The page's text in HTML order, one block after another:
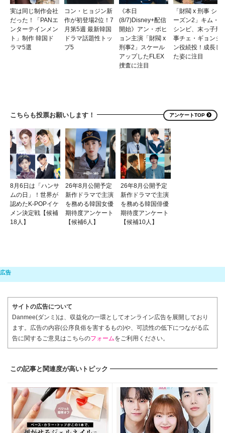
実は同じ制作会社
だった！「PANエ
ンターテインメン
ト」制作 韓国ド
ラマ5選
コン・ヒョジン新
作が初登場2位！7
月第5週 最新韓国
ドラマ話題性トッ
プ5
《本日
(8/7)Disney+配信
開始》アン・ボヒ
ョン主演「財閥 x
刑事2」スケール
アップしたFLEX
捜査に注目
「財閥 x 刑事 シ
ーズン2」キム・
シンビ、末っ子刑
事チェ・ギョンジ
ン役続投！成長し
た姿に注目
こちらも投票お願いします！ アンケートTOP
8月6日は「ハンサ
ムの日」！世界が
認めたK-POPイケ
メン決定戦【候補
18人】
26年8月公開予定
新作ドラマで主演
を務める韓国女優
期待度アンケート
【候補6人】
26年8月公開予定
新作ドラマで主演
を務める韓国俳優
期待度アンケート
【候補10人】
サイトの広告について
Danmee(ダンミ)は、収益化の一環としてオンライン広告を展開しており
ます。広告の内容(公序良俗を害するもの)や、可読性の低下につながる広
告に関するご意見はこちらのフォームをご利用ください。
この記事と関連度が高いトピック